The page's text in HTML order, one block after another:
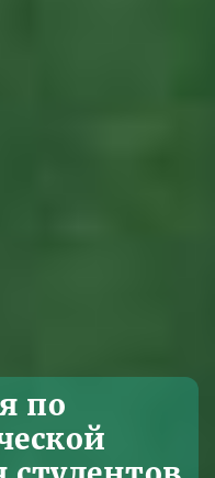
по